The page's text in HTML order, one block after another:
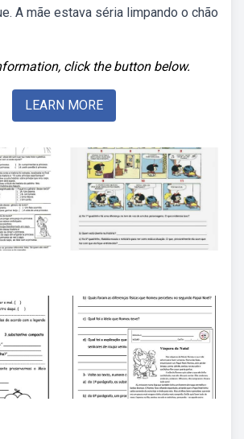
A mãe estava séria limpando o chão
click the button below.
LEARN MORE